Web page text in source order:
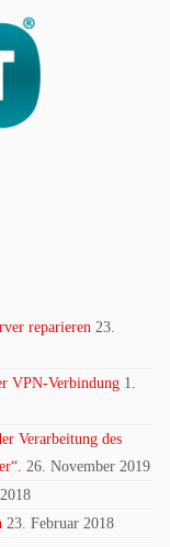
reparieren 23.
VPN-Verbindung 1.
Verarbeitung des
26. November 2019
23. Februar 2018